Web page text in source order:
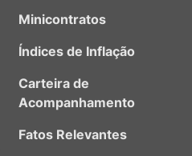
Minicontratos
Índices de Inflação
Carteira de
Acompanhamento
Fatos Relevantes